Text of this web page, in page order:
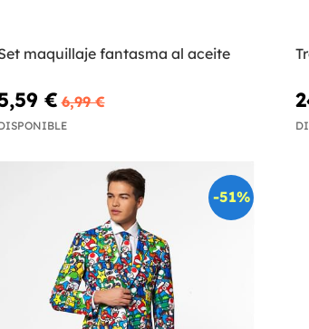
maquillaje fantasma al aceite
€ 6,99 €
-51%